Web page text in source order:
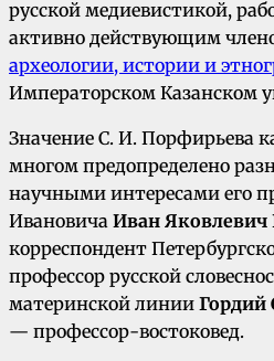
русской медиевистикой,
активно действующим
археологии, истории и
Императорском Казанском
Значение С. И. Порфирьева
многом предопределено
научными интересами его
Ивановича Иван
корреспондент
профессор русской
материнской линии Гордий
— профессор-востоковед.